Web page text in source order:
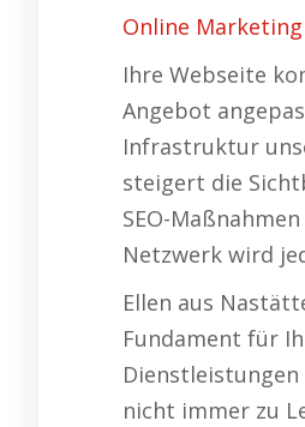
Online
Ihre Webseite
Angebot
Infrastruktur
steigert die
SEO-
Netzwerk wird
Ellen aus
Fundament für
nicht immer zu